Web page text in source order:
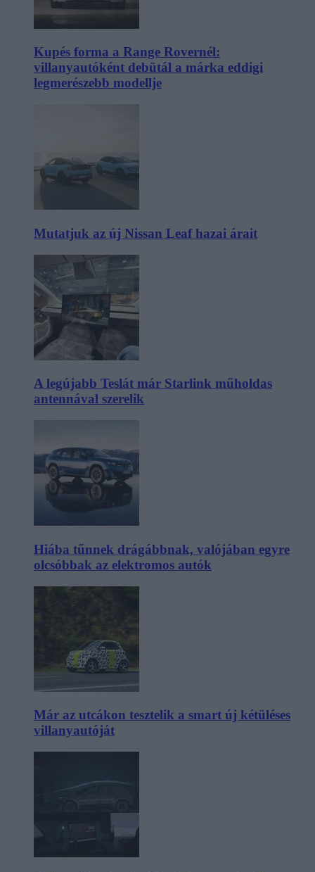
Kupés forma a Range Rovernél:
villanyautóként debütál a márka eddigi
legmerészebb modellje
Mutatjuk az új Nissan Leaf hazai árait
A legújabb Teslát már Starlink műholdas
antennával szerelik
Hiába tűnnek drágábbnak, valójában egyre
olcsóbbak az elektromos autók
Már az utcákon tesztelik a smart új kétüléses
villanyautóját